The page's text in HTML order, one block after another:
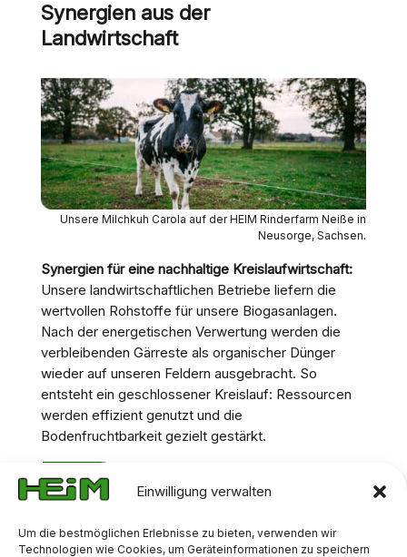
Einwilligung verwalten
Um die bestmöglichen Erlebnisse zu bieten, verwenden wir
Technologien wie Cookies, um Geräteinformationen zu speichern
Synergien aus der
Landwirtschaft
Unsere Milchkuh Carola auf der HEIM Rinderfarm Neiße in
Neusorge, Sachsen.
Synergien für eine nachhaltige Kreislaufwirtschaft:
Unsere landwirtschaftlichen Betriebe liefern die
wertvollen Rohstoffe für unsere Biogasanlagen.
Nach der energetischen Verwertung werden die
verbleibenden Gärreste als organischer Dünger
wieder auf unseren Feldern ausgebracht. So
entsteht ein geschlossener Kreislauf: Ressourcen
werden effizient genutzt und die
Bodenfruchtbarkeit gezielt gestärkt.
MEHR